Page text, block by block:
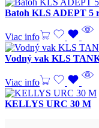
Batoh KLS ADEPT 5
Viac info
Vodný vak KLS
Viac info
KELLYS URC 30 M